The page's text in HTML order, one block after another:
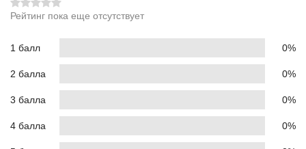
Рейтинг пока еще отсутствует
1 балл 0%
2 балла 0%
3 балла 0%
4 балла 0%